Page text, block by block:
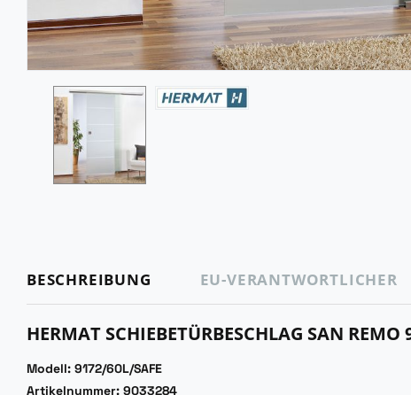
BESCHREIBUNG EU-VERANTWORTLICHER
HERMAT SCHIEBETÜRBESCHLAG SAN REMO
Modell: 9172/60L/SAFE
Artikelnummer: 9033284